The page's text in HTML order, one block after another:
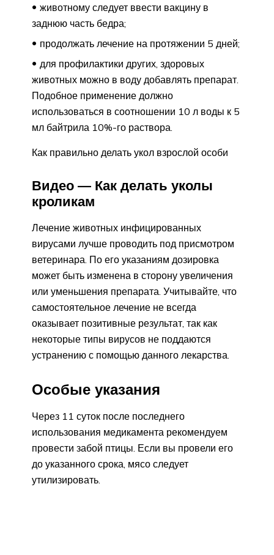
животному следует ввести вакцину в
заднюю часть бедра;
продолжать лечение на протяжении 5 дней;
для профилактики других, здоровых
животных можно в воду добавлять препарат.
Подобное применение должно
использоваться в соотношении 10 л воды к 5
мл байтрила 10%-го раствора.
Как правильно делать укол взрослой особи
Видео — Как делать уколы
кроликам
Лечение животных инфицированных
вирусами лучше проводить под присмотром
ветеринара. По его указаниям дозировка
может быть изменена в сторону увеличения
или уменьшения препарата. Учитывайте, что
самостоятельное лечение не всегда
оказывает позитивные результат, так как
некоторые типы вирусов не поддаются
устранению с помощью данного лекарства.
Особые указания
Через 11 суток после последнего
использования медикамента рекомендуем
провести забой птицы. Если вы провели его
до указанного срока, мясо следует
утилизировать.